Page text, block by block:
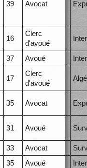
39 Avocat
16
Clerc
d'avoué
37 Avoué
17
Clerc
d'avoué
35 Avocat
31 Avoué
33 Avocat
35 Avoué